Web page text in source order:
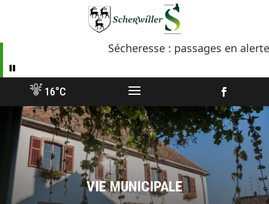
Sécheresse : passages en alerte
16°C
Facebook
VIE MUNICIPALE